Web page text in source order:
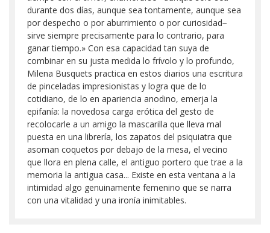
durante dos días, aunque sea tontamente, aunque sea
por despecho o por aburrimiento o por curiosidad−
sirve siempre precisamente para lo contrario, para
ganar tiempo.» Con esa capacidad tan suya de
combinar en su justa medida lo frívolo y lo profundo,
Milena Busquets practica en estos diarios una escritura
de pinceladas impresionistas y logra que de lo
cotidiano, de lo en apariencia anodino, emerja la
epifanía: la novedosa carga erótica del gesto de
recolocarle a un amigo la mascarilla que lleva mal
puesta en una librería, los zapatos del psiquiatra que
asoman coquetos por debajo de la mesa, el vecino
que llora en plena calle, el antiguo portero que trae a la
memoria la antigua casa... Existe en esta ventana a la
intimidad algo genuinamente femenino que se narra
con una vitalidad y una ironía inimitables.